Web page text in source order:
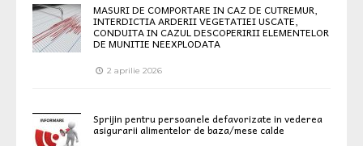
MASURI DE COMPORTARE IN CAZ DE CUTREMUR,
INTERDICTIA ARDERII VEGETATIEI USCATE,
CONDUITA IN CAZUL DESCOPERIRII ELEMENTELOR
DE MUNITIE NEEXPLODATA
2 aprilie 2026
Sprijin pentru persoanele defavorizate in vederea
asigurarii alimentelor de baza/mese calde